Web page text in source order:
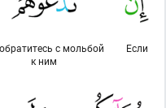
помимо Него [Аллаха], не
Если
с мольбой
к ним